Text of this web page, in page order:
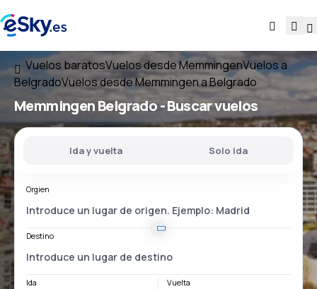
Vuelos baratosVuelos desde MemmingenVuelos a
BelgradoVuelos desde Memmingen a Belgrado
Memmingen Belgrado- Buscar vuelos
Ida y vuelta Solo ida
Orgien
Destino
Ida Vuelta